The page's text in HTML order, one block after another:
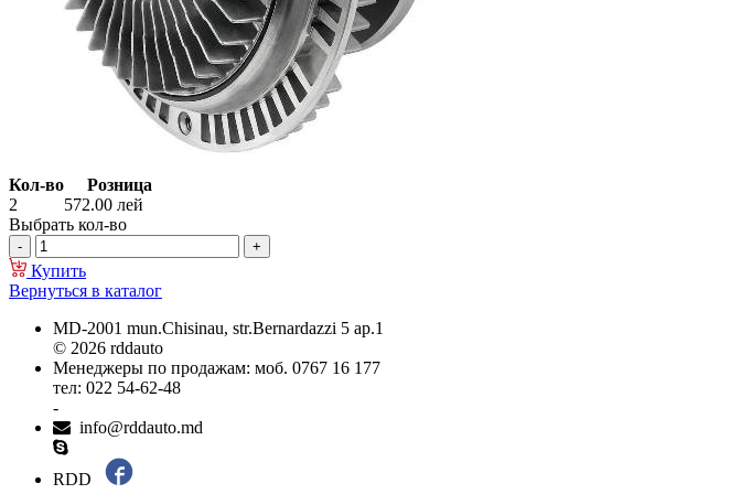
Кол-во
Розница
2
572.00 лей
Выбрать кол-во
Купить
Вернуться в каталог
MD-2001 mun.Chisinau, str.Bernardazzi 5 ap.1
© 2026 rddauto
Менеджеры по продажам: моб. 0767 16 177
тел: 022 54-62-48
-
info@rddauto.md
RDD